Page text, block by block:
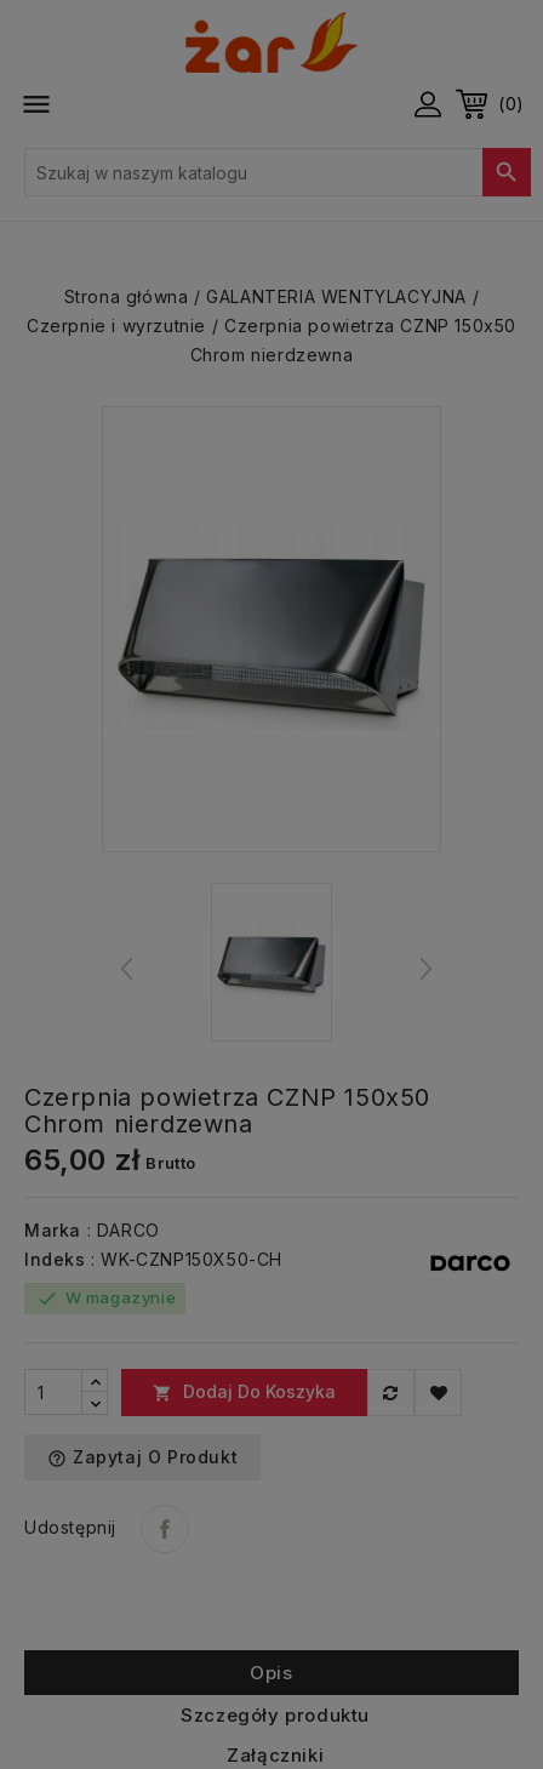
 (0)

Strona główna
GALANTERIA WENTYLACYJNA
Czerpnie i wyrzutnie
Czerpnia powietrza CZNP 150x50
Chrom nierdzewna
Czerpnia powietrza CZNP 150x50
Chrom nierdzewna
65,00 zł Brutto
Marka : DARCO
Indeks : WK-CZNP150X50-CH
check W magazynie
 Dodaj Do Koszyka
help_outline Zapytaj O Produkt
Udostępnij
Opis
Szczegóły produktu
Załączniki